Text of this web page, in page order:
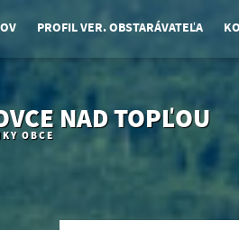
PROFIL VER. OBSTARÁVATEĽA
NAD TOPĽOU
OBCE